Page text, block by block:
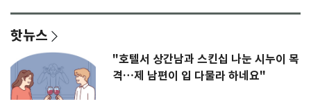
핫뉴스
"호텔서 상간남과 스킨십 나눈 시누이 목
격…제 남편이 입 다물라 하네요"